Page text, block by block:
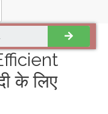
के लिए